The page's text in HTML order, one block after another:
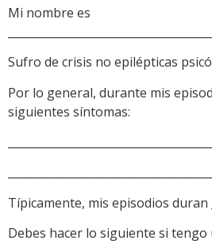
Mi nombre es
Sufro de crisis no epilépticas
Por lo general, durante mis
siguientes síntomas:
Típicamente, mis episodios duran
Debes hacer lo siguiente si tengo